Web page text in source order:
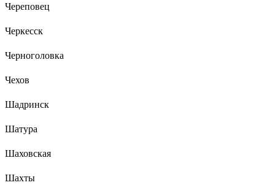
Череповец
Черкесск
Черноголовка
Чехов
Шадринск
Шатура
Шаховская
Шахты